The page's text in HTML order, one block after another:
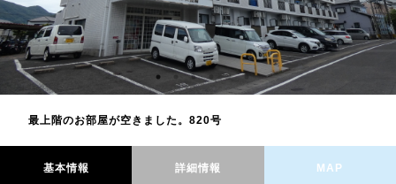
最上階のお部屋が空きました。820号
基本情報 詳細情報 MAP